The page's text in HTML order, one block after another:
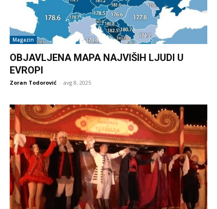
Magazin
OBJAVLJENA MAPA NAJVIŠIH LJUDI U
EVROPI
Zoran Todorović - avg 8, 2025